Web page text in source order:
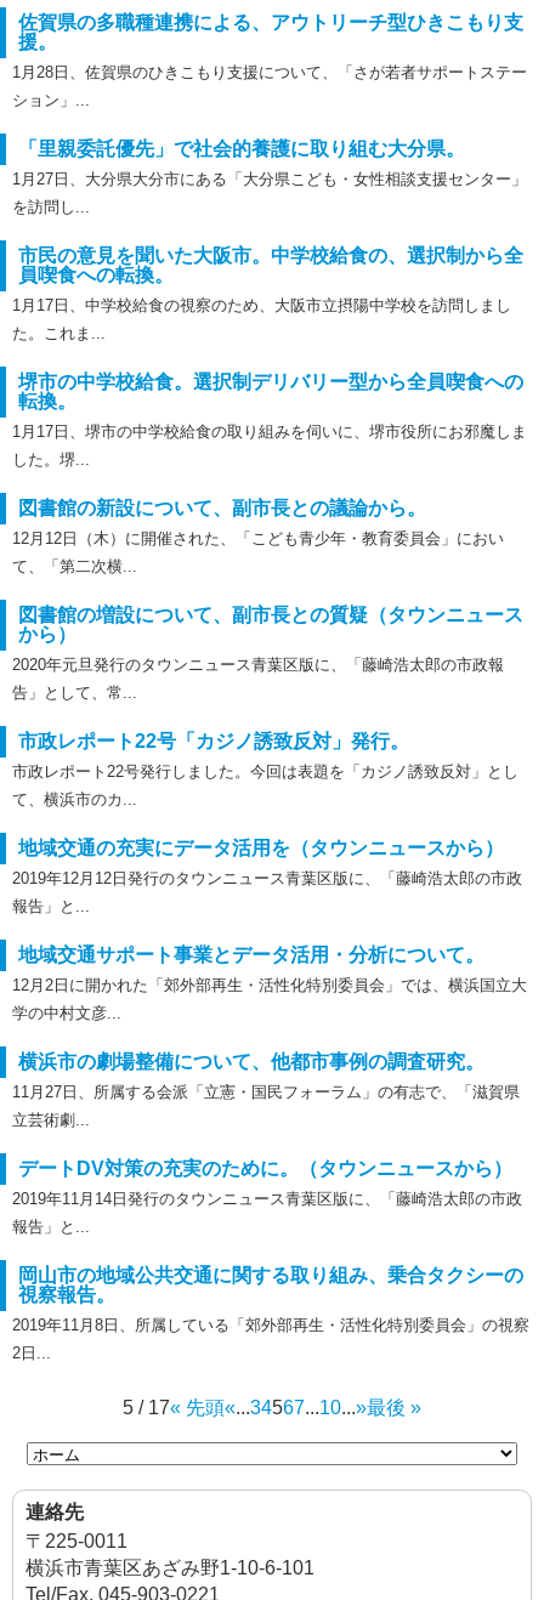
佐賀県の多職種連携による、アウトリーチ型ひきこもり支
援。
1月28日、佐賀県のひきこもり支援について、「さが若者サポートステー
ション」...
「里親委託優先」で社会的養護に取り組む大分県。
1月27日、大分県大分市にある「大分県こども・女性相談支援センター」
を訪問し...
市民の意見を聞いた大阪市。中学校給食の、選択制から全
員喫食への転換。
1月17日、中学校給食の視察のため、大阪市立摂陽中学校を訪問しまし
た。これま...
堺市の中学校給食。選択制デリバリー型から全員喫食への
転換。
1月17日、堺市の中学校給食の取り組みを伺いに、堺市役所にお邪魔しま
した。堺...
図書館の新設について、副市長との議論から。
12月12日（木）に開催された、「こども青少年・教育委員会」におい
て、「第二次横...
図書館の増設について、副市長との質疑（タウンニュース
から）
2020年元旦発行のタウンニュース青葉区版に、「藤崎浩太郎の市政報
告」として、常...
市政レポート22号「カジノ誘致反対」発行。
市政レポート22号発行しました。今回は表題を「カジノ誘致反対」とし
て、横浜市のカ...
地域交通の充実にデータ活用を（タウンニュースから）
2019年12月12日発行のタウンニュース青葉区版に、「藤崎浩太郎の市政
報告」と...
地域交通サポート事業とデータ活用・分析について。
12月2日に開かれた「郊外部再生・活性化特別委員会」では、横浜国立大
学の中村文彦...
横浜市の劇場整備について、他都市事例の調査研究。
11月27日、所属する会派「立憲・国民フォーラム」の有志で、「滋賀県
立芸術劇...
デートDV対策の充実のために。（タウンニュースから）
2019年11月14日発行のタウンニュース青葉区版に、「藤崎浩太郎の市政
報告」と...
岡山市の地域公共交通に関する取り組み、乗合タクシーの
視察報告。
2019年11月8日、所属している「郊外部再生・活性化特別委員会」の視察
2日...
5 / 17« 先頭«...34567...10...»最後 »
連絡先
〒225-0011
横浜市青葉区あざみ野1-10-6-101
Tel/Fax. 045-903-0221